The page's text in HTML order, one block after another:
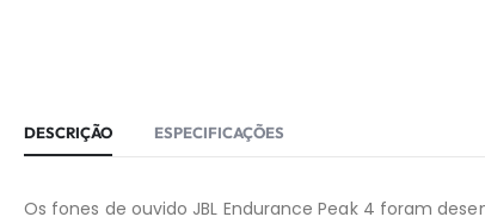
DESCRIÇÃO ESPECIFICAÇÕES
Os fones de ouvido JBL Endurance Peak 4 foram